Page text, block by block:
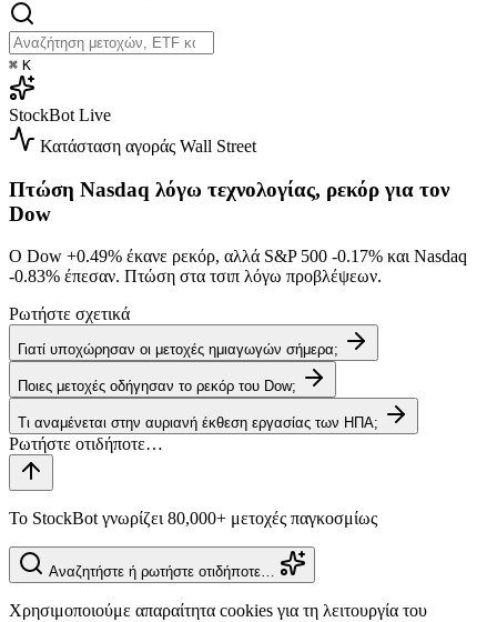
⌘ K
StockBot Live
Κατάσταση αγοράς Wall Street
Πτώση Nasdaq λόγω τεχνολογίας, ρεκόρ για τον
Dow
Ο Dow +0.49% έκανε ρεκόρ, αλλά S&P 500 -0.17% και Nasdaq
-0.83% έπεσαν. Πτώση στα τσιπ λόγω προβλέψεων.
Ρωτήστε σχετικά
Γιατί υποχώρησαν οι μετοχές ημιαγωγών σήμερα;
Ποιες μετοχές οδήγησαν το ρεκόρ του Dow;
Τι αναμένεται στην αυριανή έκθεση εργασίας των ΗΠΑ;
Το StockBot γνωρίζει 80,000+ μετοχές παγκοσμίως
Αναζητήστε ή ρωτήστε οτιδήποτε…
Χρησιμοποιούμε απαραίτητα cookies για τη λειτουργία του